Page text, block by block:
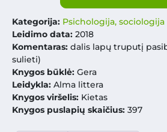
Kategorija: Psichologija, sociologija
Leidimo data: 2018
Komentaras: dalis lapų truputį
sulieti)
Knygos būklė: Gera
Leidykla: Alma littera
Knygos viršelis: Kietas
Knygos puslapių skaičius: 397